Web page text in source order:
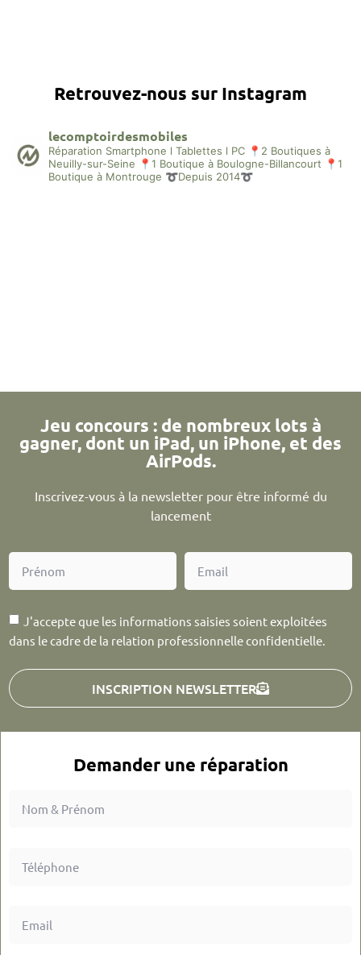
Retrouvez-nous sur Instagram
lecomptoirdesmobiles
Réparation Smartphone l Tablettes l PC 📍2 Boutiques à
Neuilly-sur-Seine 📍1 Boutique à Boulogne-Billancourt 📍1
Boutique à Montrouge ➰Depuis 2014➰
Demander une réparation
Jeu concours : de nombreux lots à
gagner, dont un iPad, un iPhone, et des
AirPods.
Inscrivez-vous à la newsletter pour être informé du
lancement
J'accepte que les informations saisies soient exploitées
dans le cadre de la relation professionnelle confidentielle.
INSCRIPTION NEWSLETTER